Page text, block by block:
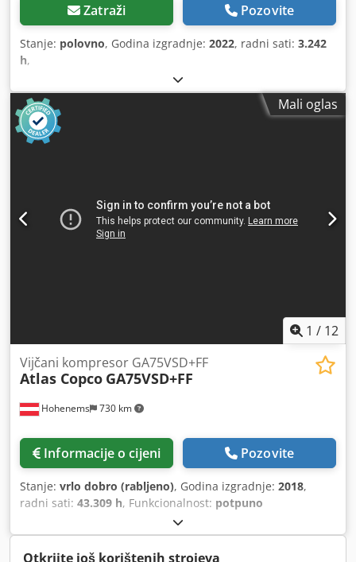
Zatraži Pozovite
Stanje: polovno, Godina izgradnje: 2022, radni sati: 3.242
h,
Mali oglas
1 / 12
Hohenems 730 km
Vijčani kompresor GA75VSD+FF
Atlas Copco GA75VSD+FF
Informacije o cijeni Pozovite
Stanje: vrlo dobro (rabljeno), Godina izgradnje: 2018,
radni sati: 43.309 h, Funkcionalnost: potpuno
Otkrijte još korištenih strojeva